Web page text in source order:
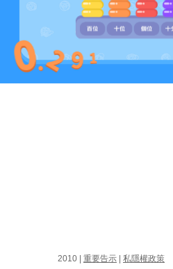
2010 | 重要告示 私隱權政策